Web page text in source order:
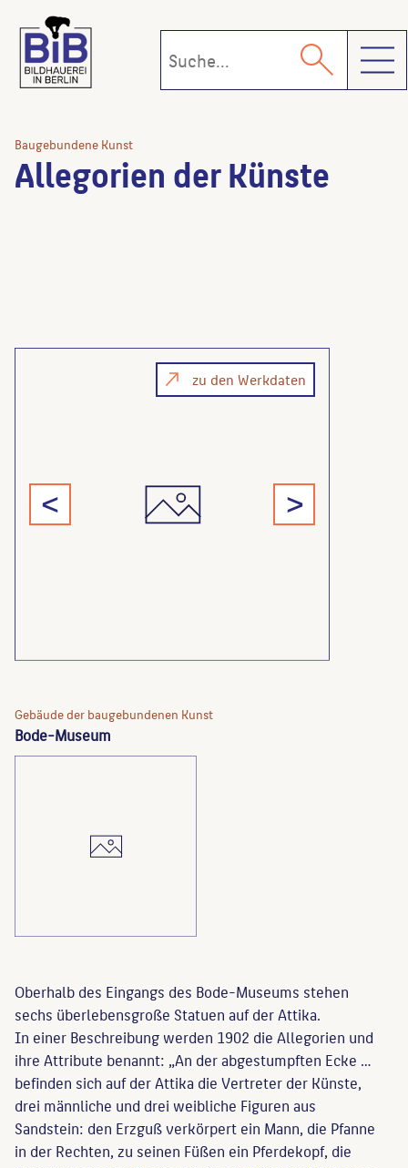
Baugebundene Kunst
Allegorien der Künste
< >
zu den Werkdaten
Gebäude der baugebundenen Kunst
Bode-Museum
Oberhalb des Eingangs des Bode-Museums stehen
sechs überlebensgroße Statuen auf der Attika.
In einer Beschreibung werden 1902 die Allegorien und
ihre Attribute benannt: „An der abgestumpften Ecke …
befinden sich auf der Attika die Vertreter der Künste,
drei männliche und drei weibliche Figuren aus
Sandstein: den Erzguß verkörpert ein Mann, die Pfanne
in der Rechten, zu seinen Füßen ein Pferdekopf, die